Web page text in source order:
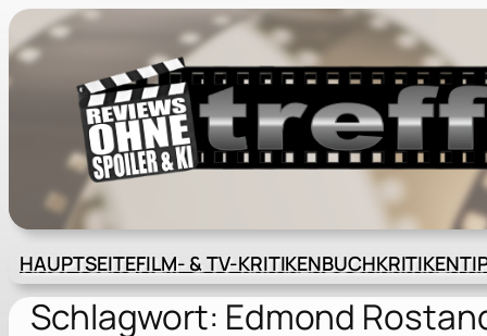
Zum
Inhalt
springen
HAUPTSEITEFILM- & TV-KRITIKENBUCHKRITIKEN
Schlagwort: Edmond